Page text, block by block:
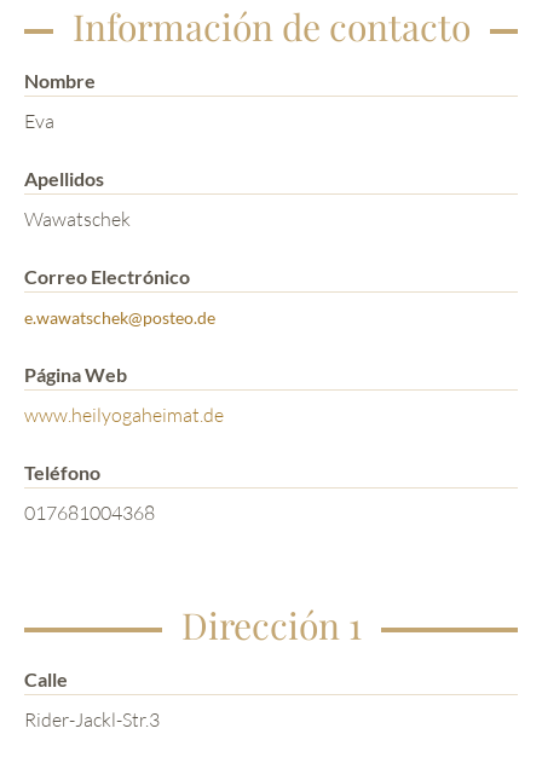
Información de contacto
Nombre
Eva
Apellidos
Wawatschek
Correo Electrónico
e.wawatschek@posteo.de
Página Web
www.heilyogaheimat.de
Teléfono
017681004368
Dirección 1
Calle
Rider-Jackl-Str.3